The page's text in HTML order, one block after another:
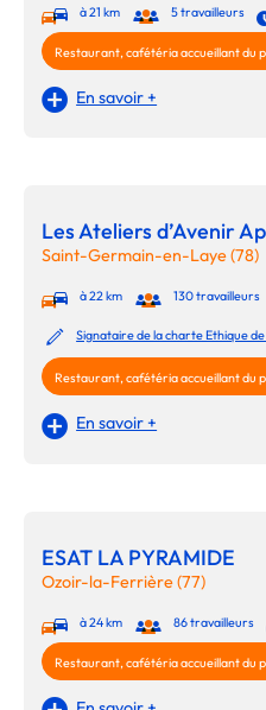
à 21 km 5 travailleurs
Restaurant, cafétéria accueillant du
En savoir +
Les Ateliers d’Avenir
Saint-Germain-en-Laye (78)
à 22 km 130 travailleurs
Signataire de la charte Ethique
Restaurant, cafétéria accueillant du
En savoir +
ESAT LA PYRAMIDE
Ozoir-la-Ferrière (77)
à 24 km 86 travailleurs
Restaurant, cafétéria accueillant du